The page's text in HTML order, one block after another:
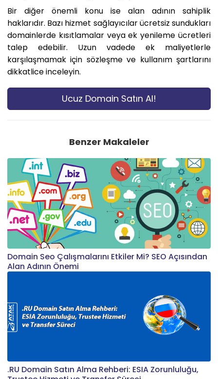
Bir diğer önemli konu ise alan adının sahiplik
haklarıdır. Bazı hizmet sağlayıcılar ücretsiz sundukları
domainlerde kısıtlamalar veya ek yenileme ücretleri
talep edebilir. Uzun vadede ek maliyetlerle
karşılaşmamak için sözleşme ve kullanım şartlarını
dikkatlice inceleyin.
Ucuz Domain Satın Al!
Benzer Makaleler
Domain Seo Çalışmalarını Etkiler Mi? SEO Açısından
Alan Adının Önemi
.RU Domain Satın Alma Rehberi: ESIA Zorunluluğu,